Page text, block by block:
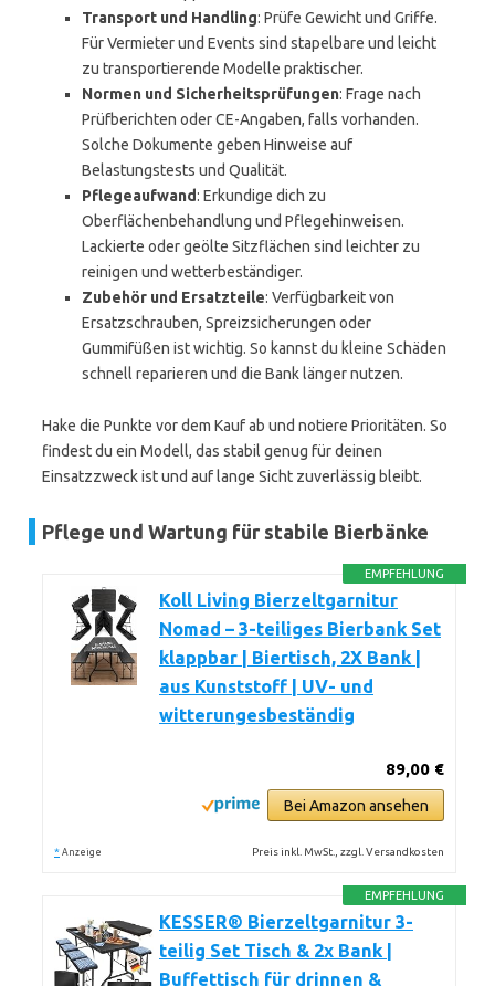
Transport und Handling: Prüfe Gewicht und Griffe.
Für Vermieter und Events sind stapelbare und leicht
zu transportierende Modelle praktischer.
Normen und Sicherheitsprüfungen: Frage nach
Prüfberichten oder CE-Angaben, falls vorhanden.
Solche Dokumente geben Hinweise auf
Belastungstests und Qualität.
Pflegeaufwand: Erkundige dich zu
Oberflächenbehandlung und Pflegehinweisen.
Lackierte oder geölte Sitzflächen sind leichter zu
reinigen und wetterbeständiger.
Zubehör und Ersatzteile: Verfügbarkeit von
Ersatzschrauben, Spreizsicherungen oder
Gummifüßen ist wichtig. So kannst du kleine Schäden
schnell reparieren und die Bank länger nutzen.
Hake die Punkte vor dem Kauf ab und notiere Prioritäten. So
findest du ein Modell, das stabil genug für deinen
Einsatzzweck ist und auf lange Sicht zuverlässig bleibt.
Pflege und Wartung für stabile Bierbänke
EMPFEHLUNG
Koll Living Bierzeltgarnitur
Nomad – 3-teiliges Bierbank Set
klappbar | Biertisch, 2X Bank |
aus Kunststoff | UV- und
witterungesbeständig
89,00 €
Bei Amazon ansehen
* Anzeige Preis inkl. MwSt., zzgl. Versandkosten
EMPFEHLUNG
KESSER® Bierzeltgarnitur 3-
teilig Set Tisch & 2x Bank |
Buffettisch für drinnen &